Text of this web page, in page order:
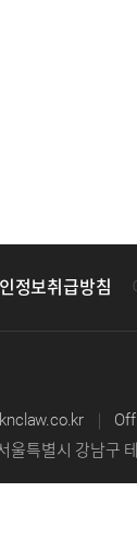
정보취급방침
｜
울특별시 강남구